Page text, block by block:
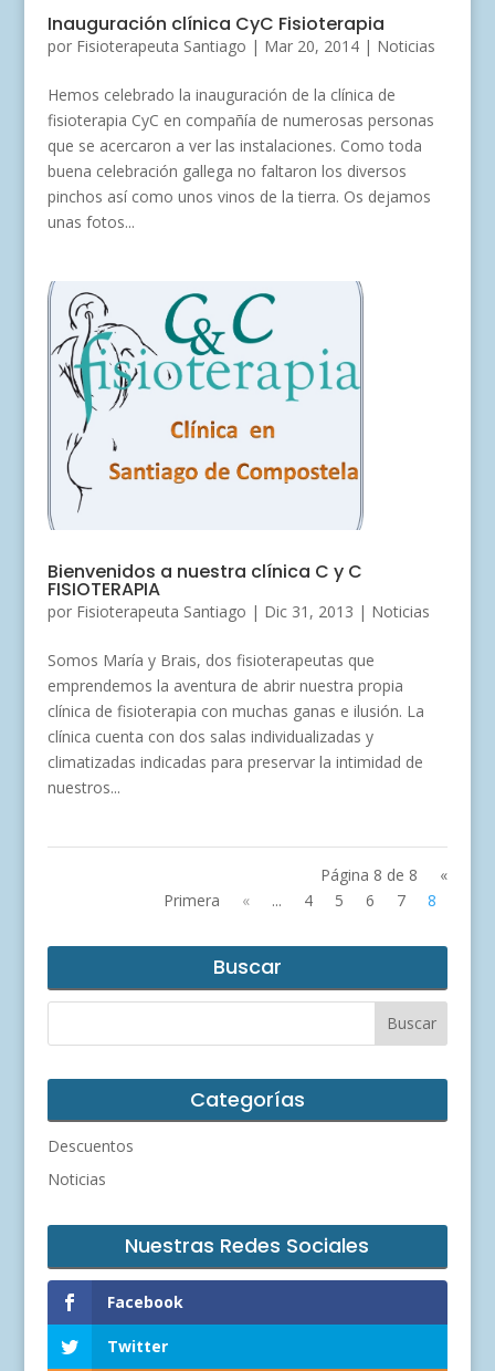
Inauguración clínica CyC Fisioterapia
por Fisioterapeuta Santiago | Mar 20, 2014| Noticias
Hemos celebrado la inauguración de la clínica de
fisioterapia CyC en compañía de numerosas personas
que se acercaron a ver las instalaciones. Como toda
buena celebración gallega no faltaron los diversos
pinchos así como unos vinos de la tierra. Os dejamos
unas fotos...
Bienvenidos a nuestra clínica C y C
FISIOTERAPIA
por Fisioterapeuta Santiago | Dic 31, 2013 | Noticias
Somos María y Brais, dos fisioterapeutas que
emprendemos la aventura de abrir nuestra propia
clínica de fisioterapia con muchas ganas e ilusión. La
clínica cuenta con dos salas individualizadas y
climatizadas indicadas para preservar la intimidad de
nuestros...
Página 8 de 8
«
Primera
« ... 4 5 6 7 8
Buscar
Categorías
Descuentos
Noticias
Nuestras Redes Sociales
Facebook
Twitter